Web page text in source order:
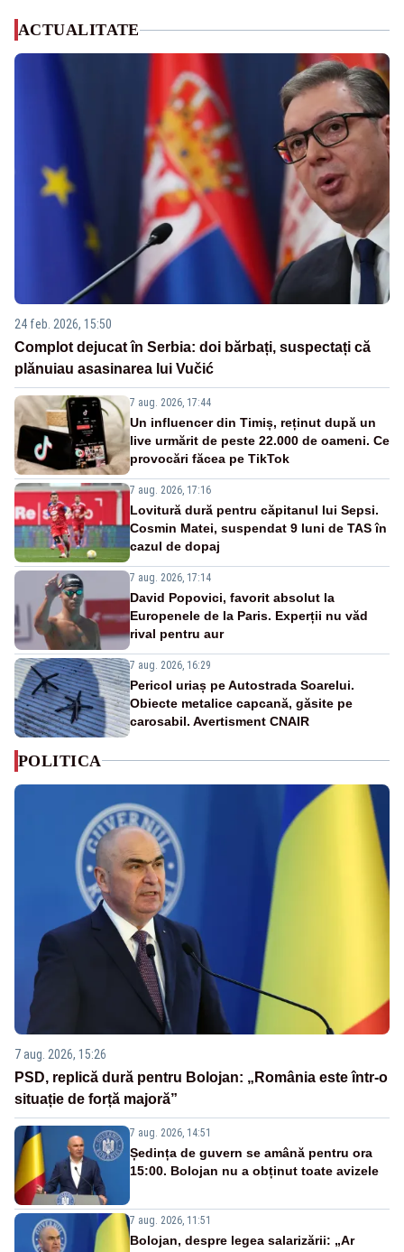
ACTUALITATE
24 feb. 2026, 15:50
Complot dejucat în Serbia: doi bărbați, suspectați că
plănuiau asasinarea lui Vučić
7 aug. 2026, 17:44
Un influencer din Timiș, reținut după un
live urmărit de peste 22.000 de oameni. Ce
provocări făcea pe TikTok
7 aug. 2026, 17:16
Lovitură dură pentru căpitanul lui Sepsi.
Cosmin Matei, suspendat 9 luni de TAS în
cazul de dopaj
7 aug. 2026, 17:14
David Popovici, favorit absolut la
Europenele de la Paris. Experții nu văd
rival pentru aur
7 aug. 2026, 16:29
Pericol uriaș pe Autostrada Soarelui.
Obiecte metalice capcană, găsite pe
carosabil. Avertisment CNAIR
POLITICA
7 aug. 2026, 15:26
PSD, replică dură pentru Bolojan: „România este într-o
situație de forță majoră”
7 aug. 2026, 14:51
Ședința de guvern se amână pentru ora
15:00. Bolojan nu a obținut toate avizele
7 aug. 2026, 11:51
Bolojan, despre legea salarizării: „Ar